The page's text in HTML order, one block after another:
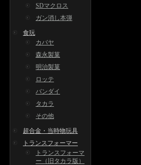
SDマクロス
ガン消し本弾
食玩
カバヤ
森永製菓
明治製菓
ロッテ
バンダイ
タカラ
その他
超合金・当時物玩具
トランスフォーマー
トランスフォーマ
ー（旧タカラ版）